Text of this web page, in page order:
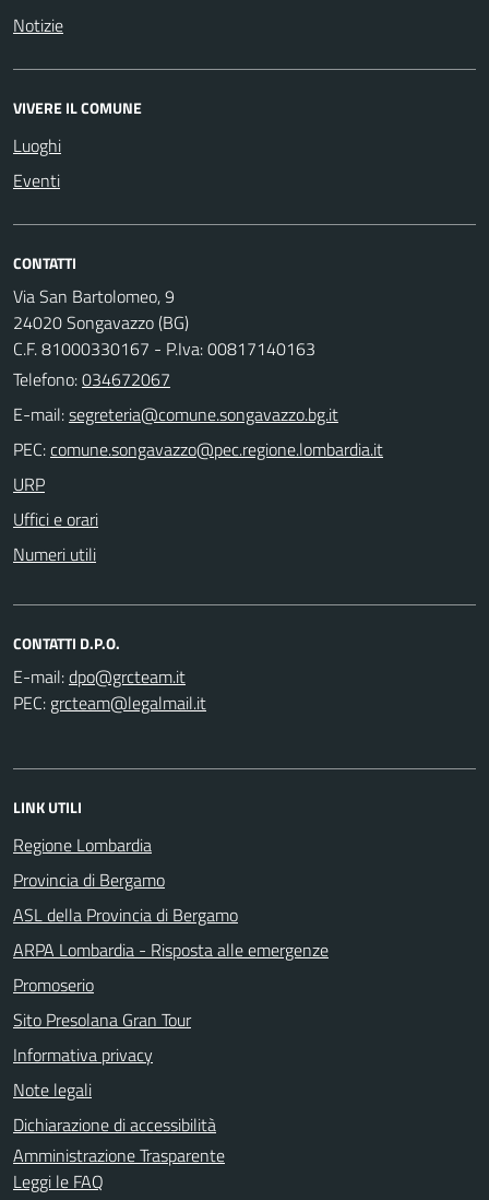
Notizie
VIVERE IL COMUNE
Luoghi
Eventi
CONTATTI
Via San Bartolomeo, 9
24020 Songavazzo (BG)
C.F. 81000330167 - P.Iva: 00817140163
Telefono:034672067
E-mail:
PEC:
URP
Uffici e orari
Numeri utili
CONTATTI D.P.O.
E-mail:
PEC:
LINK UTILI
Regione Lombardia
Provincia di Bergamo
ASL della Provincia di Bergamo
ARPA Lombardia - Risposta alle emergenze
Promoserio
Sito Presolana Gran Tour
Informativa privacy
Note legali
Dichiarazione di accessibilità
Amministrazione Trasparente
Leggi le FAQ